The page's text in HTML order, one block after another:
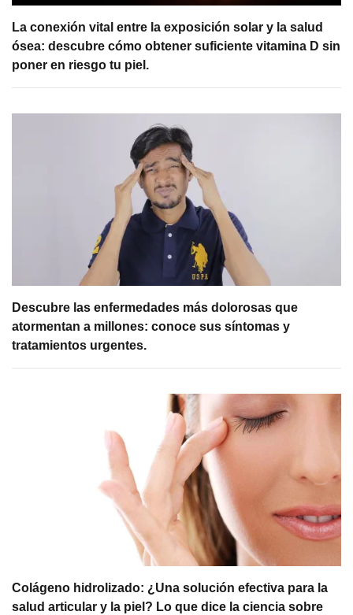
La conexión vital entre la exposición solar y la salud
ósea: descubre cómo obtener suficiente vitamina D sin
poner en riesgo tu piel.
Descubre las enfermedades más dolorosas que
atormentan a millones: conoce sus síntomas y
tratamientos urgentes.
Colágeno hidrolizado: ¿Una solución efectiva para la
salud articular y la piel? Lo que dice la ciencia sobre